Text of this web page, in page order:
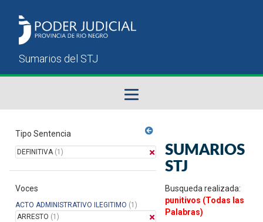
Sumarios del STJ
Manual del Usuario
Tipo Sentencia
DEFINITIVA(1)
Voces
ACTO ADMINISTRATIVO ILEGITIMO (1)
ARRESTO (1)
SUMARIOS
STJ
Busqueda realizada:
punitivos (Todas las
Palabras)